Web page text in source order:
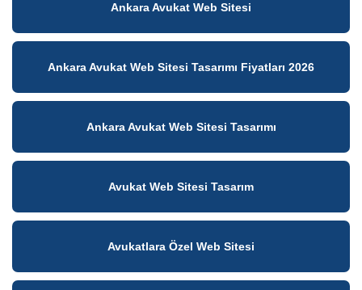
Ankara Avukat Web Sitesi
Ankara Avukat Web Sitesi Tasarımı Fiyatları 2026
Ankara Avukat Web Sitesi Tasarımı
Avukat Web Sitesi Tasarım
Avukatlara Özel Web Sitesi